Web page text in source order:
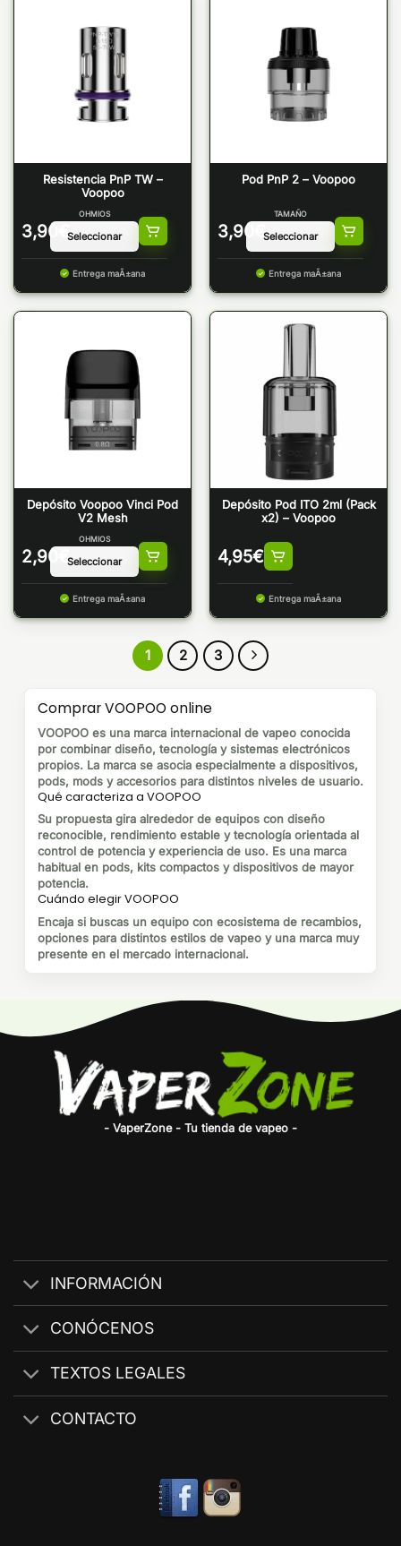
Resistencia PnP TW –
Voopoo
3,90 €
OHMIOS
Entrega maÃ±ana
Pod PnP 2 – Voopoo
3,90 €
TAMAÑO
Entrega maÃ±ana
Depósito Voopoo Vinci Pod
V2 Mesh
2,90 €
OHMIOS
Entrega maÃ±ana
Depósito Pod ITO 2ml (Pack
x2) – Voopoo
4,95€
Entrega maÃ±ana
1 2 3
Comprar VOOPOO online
VOOPOO es una marca internacional de vapeo conocida
por combinar diseño, tecnología y sistemas electrónicos
propios. La marca se asocia especialmente a dispositivos,
pods, mods y accesorios para distintos niveles de usuario.
Qué caracteriza a VOOPOO
Su propuesta gira alrededor de equipos con diseño
reconocible, rendimiento estable y tecnología orientada al
control de potencia y experiencia de uso. Es una marca
habitual en pods, kits compactos y dispositivos de mayor
potencia.
Cuándo elegir VOOPOO
Encaja si buscas un equipo con ecosistema de recambios,
opciones para distintos estilos de vapeo y una marca muy
presente en el mercado internacional.
- VaperZone - Tu tienda de vapeo -
INFORMACIÓN
CONÓCENOS
TEXTOS LEGALES
CONTACTO